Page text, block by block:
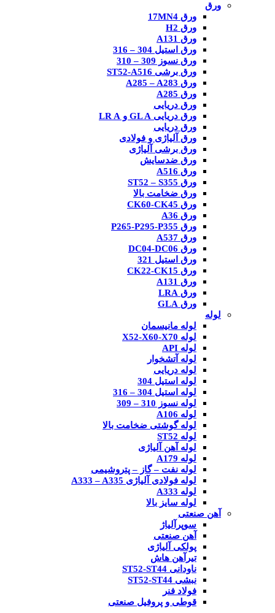
ورق
ورق 17MN4
ورق H2
ورق A131
ورق استیل 304 – 316
ورق نسوز 309 – 310
ورق برشی ST52-A516
ورق A285 – A283
ورق A285
ورق دریایی
ورق دریایی GL A و LR A
ورق دریایی
ورق آلیاژی و فولادی
ورق برشی آلیاژی
ورق ضدسایش
ورق A516
ورق ST52 – S355
ورق ضخامت بالا
ورق CK60-CK45
ورق A36
ورق P265-P295-P355
ورق A537
ورق DC04-DC06
ورق استیل 321
ورق CK22-CK15
ورق A131
ورق LRA
ورق GLA
لوله
لوله مانیسمان
لوله X52-X60-X70
لوله API
لوله آتشخوار
لوله دریایی
لوله استیل 304
لوله استیل 304 – 316
لوله نسوز 310 – 309
لوله A106
لوله گوشتی ضخامت بالا
لوله ST52
لوله آهن آلیاژی
لوله A179
لوله نفت – گاز – پتروشیمی
لوله فولادی آلیاژی A333 – A335
لوله A333
لوله سایز بالا
آهن صنعتی
سوپرآلیاژ
آهن صنعتی
پولکی آلیاژی
تیرآهن هاش
ناودانی ST52-ST44
نبشی ST52-ST44
فولاد فنر
قوطی و پروفیل صنعتی